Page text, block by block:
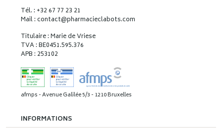
Tél. : +32 67 77 23 21
Mail : contact@pharmacieclabots.com
Titulaire : Marie de Vriese
TVA : BE0451.595.376
APB : 253102
afmps - Avenue Galilée 5/3 - 1210 Bruxelles
INFORMATIONS